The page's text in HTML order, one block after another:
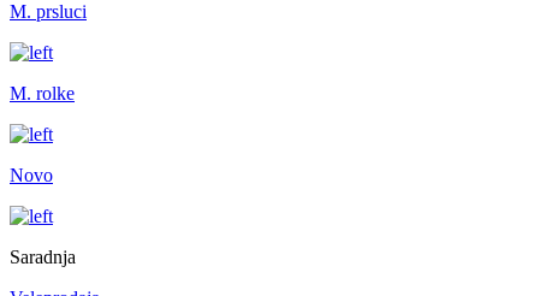
M. prsluci
M. rolke
Novo
Saradnja